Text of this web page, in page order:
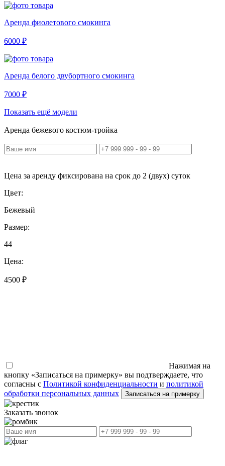
Аренда фиолетового смокинга
6000 ₽
Аренда белого двубортного смокинга
7000 ₽
Показать ещё модели
Аренда бежевого костюм-тройка
Цена за аренду фиксирована на срок до 2 (двух) суток
Цвет:
Бежевый
Размер:
44
Цена:
4500 ₽
Нажимая на
кнопку «Записаться на примерку» вы подтверждаете, что
согласны с Политикой конфиденциальности и политикой
обработки персональных данных
Записаться на примерку
Заказать звонок